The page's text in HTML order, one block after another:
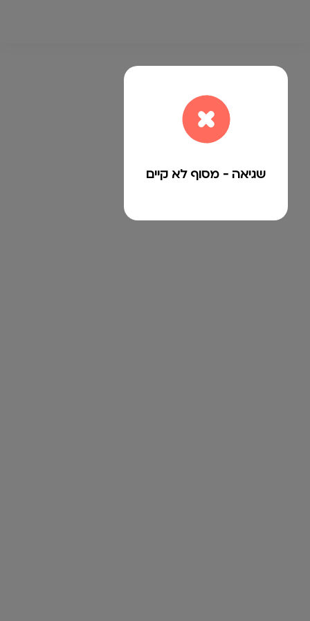
שגיאה - מסוף לא קיים